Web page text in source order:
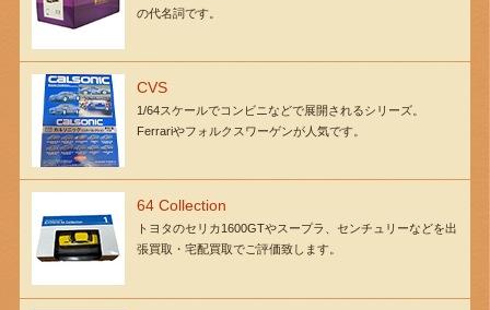
の代名詞です。
CVS
1/64スケールでコンビニなどで展開されるシリーズ。
Ferrariやフォルクスワーゲンが人気です。
64 Collection
トヨタのセリカ1600GTやスープラ、センチュリーなどを出
張買取・宅配買取でご評価致します。